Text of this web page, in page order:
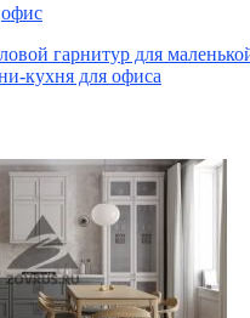
офис
гарнитур для
кухня для офиса